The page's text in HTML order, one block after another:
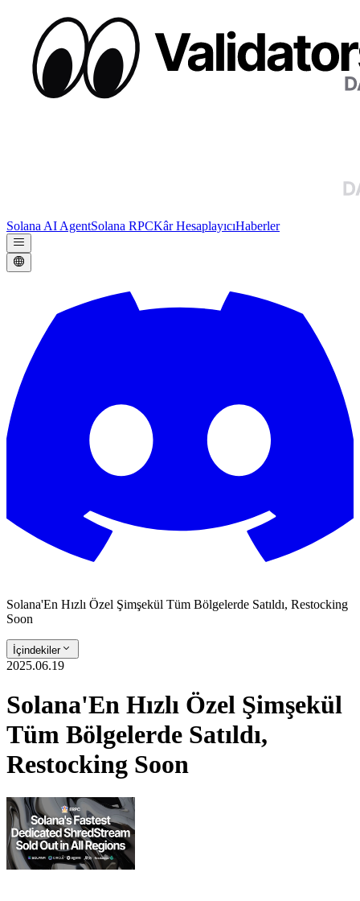
Solana AI AgentSolana RPCKâr HesaplayıcıHaberler
Solana'En Hızlı Özel Şimşekül Tüm Bölgelerde Satıldı, Restocking
Soon
İçindekiler
2025.06.19
Solana'En Hızlı Özel Şimşekül
Tüm Bölgelerde Satıldı,
Restocking Soon